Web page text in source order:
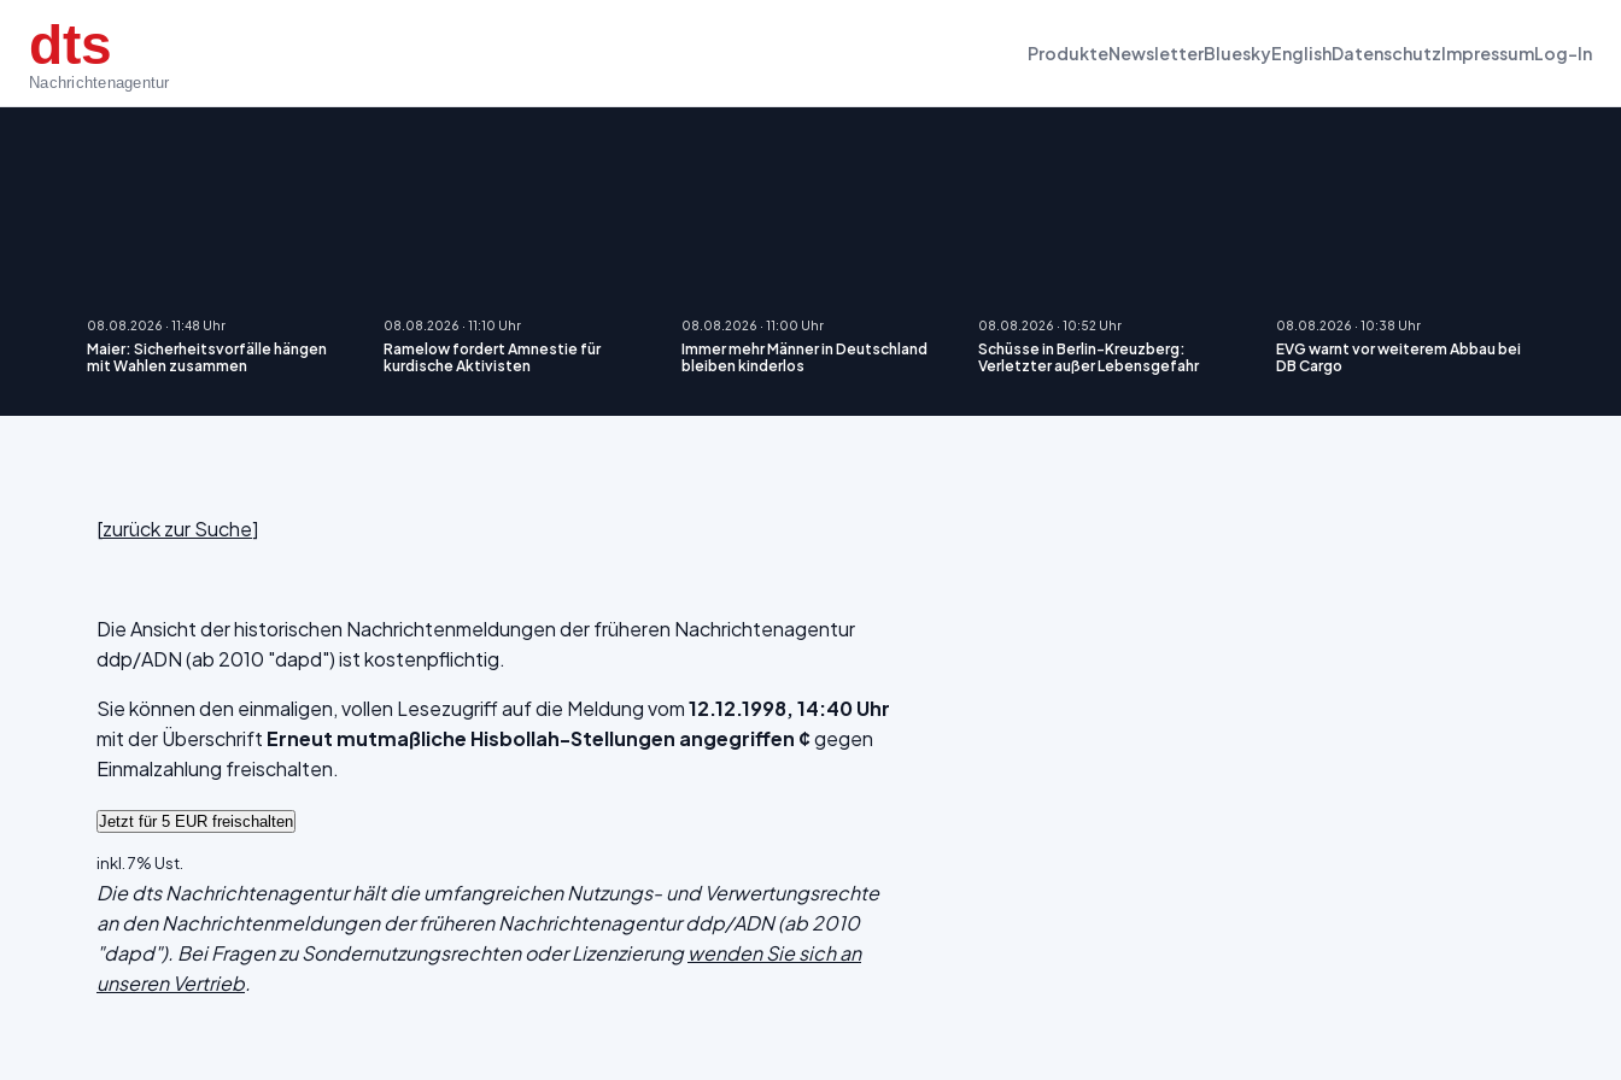
dts
Nachrichtenagentur
ProdukteNewsletterBlueskyEnglishDatenschutzImpressumLog-In
08.08.2026 · 11:48 Uhr
Maier: Sicherheitsvorfälle hängen
mit Wahlen zusammen
08.08.2026 · 11:10 Uhr
Ramelow fordert Amnestie für
kurdische Aktivisten
08.08.2026 · 11:00 Uhr
Immer mehr Männer in Deutschland
bleiben kinderlos
08.08.2026 · 10:52 Uhr
Schüsse in Berlin-Kreuzberg:
Verletzter außer Lebensgefahr
08.08.2026 · 10:38 Uhr
EVG warnt vor weiterem Abbau bei
DB Cargo
[zurück zur Suche]
Die Ansicht der historischen Nachrichtenmeldungen der früheren Nachrichtenagentur
ddp/ADN (ab 2010 "dapd") ist kostenpflichtig.
Sie können den einmaligen, vollen Lesezugriff auf die Meldung vom12.12.1998, 14:40 Uhr
mit der Überschrift Erneut mutmaßliche Hisbollah-Stellungen angegriffen ¢gegen
Einmalzahlung freischalten.
inkl. 7% Ust.
Die dts Nachrichtenagentur hält die umfangreichen Nutzungs- und Verwertungsrechte
an den Nachrichtenmeldungen der früheren Nachrichtenagentur ddp/ADN (ab 2010
"dapd"). Bei Fragen zu Sondernutzungsrechten oder Lizenzierungwenden Sie sich an
unseren Vertrieb.